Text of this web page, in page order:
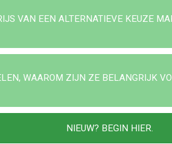
VAN EEN ALTERNATIEVE KEUZE
WAAROM ZIJN ZE BELANGRIJK
NIEUW? BEGIN HIER.